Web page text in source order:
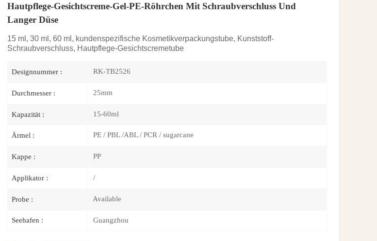
Hautpflege-Gesichtscreme-Gel-PE-Röhrchen Mit Schraubverschluss Und
Langer Düse
15 ml, 30 ml, 60 ml, kundenspezifische Kosmetikverpackungstube, Kunststoff-
Schraubverschluss, Hautpflege-Gesichtscremetube
Designnummer : RK-TB2526
Durchmesser : 25mm
Kapazität : 15-60ml
Ärmel : PE / PBL /ABL / PCR / sugarcane
Kappe : PP
Applikator : /
Probe : Available
Seehafen : Guangzhou